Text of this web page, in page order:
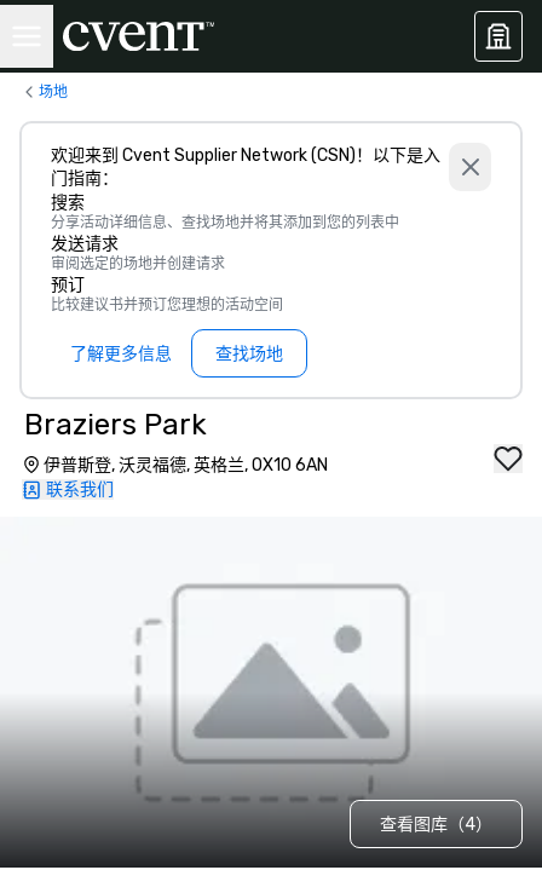
场地
欢迎来到 Cvent Supplier Network (CSN)！以下是入
门指南：
搜索
分享活动详细信息、查找场地并将其添加到您的列表中
发送请求
审阅选定的场地并创建请求
预订
比较建议书并预订您理想的活动空间
了解更多信息 查找场地
Braziers Park
伊普斯登, 沃灵福德, 英格兰, OX10 6AN
联系我们
查看图库（4）